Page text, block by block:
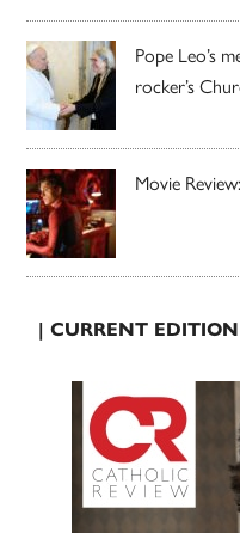
Pope Leo’s
rocker’s
Movie
| CURRENT